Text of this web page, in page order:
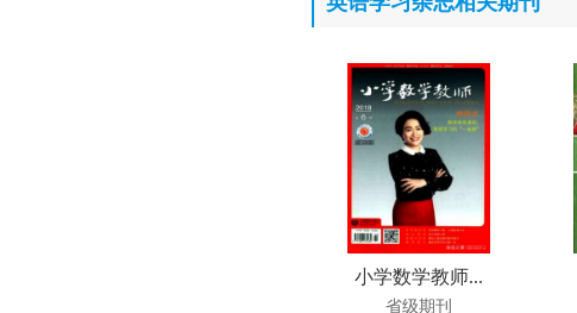
小学数学教师...
省级期刊